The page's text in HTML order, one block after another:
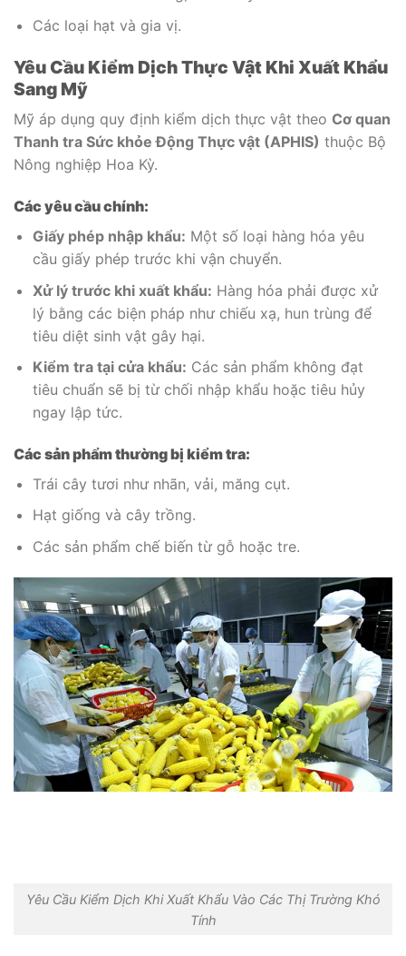
Các loại hạt và gia vị.
Yêu Cầu Kiểm Dịch Thực Vật Khi Xuất Khẩu
Sang Mỹ
Mỹ áp dụng quy định kiểm dịch thực vật theo Cơ quan
Thanh tra Sức khỏe Động Thực vật (APHIS) thuộc Bộ
Nông nghiệp Hoa Kỳ.
Các yêu cầu chính:
Giấy phép nhập khẩu: Một số loại hàng hóa yêu
cầu giấy phép trước khi vận chuyển.
Xử lý trước khi xuất khẩu: Hàng hóa phải được xử
lý bằng các biện pháp như chiếu xạ, hun trùng để
tiêu diệt sinh vật gây hại.
Kiểm tra tại cửa khẩu: Các sản phẩm không đạt
tiêu chuẩn sẽ bị từ chối nhập khẩu hoặc tiêu hủy
ngay lập tức.
Các sản phẩm thường bị kiểm tra:
Trái cây tươi như nhãn, vải, măng cụt.
Hạt giống và cây trồng.
Các sản phẩm chế biến từ gỗ hoặc tre.
Yêu Cầu Kiểm Dịch Khi Xuất Khẩu Vào Các Thị Trường Khó
Tính